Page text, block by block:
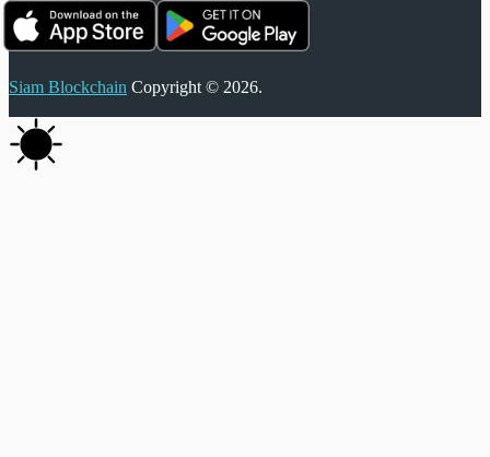
Siam Blockchain Copyright © 2026.